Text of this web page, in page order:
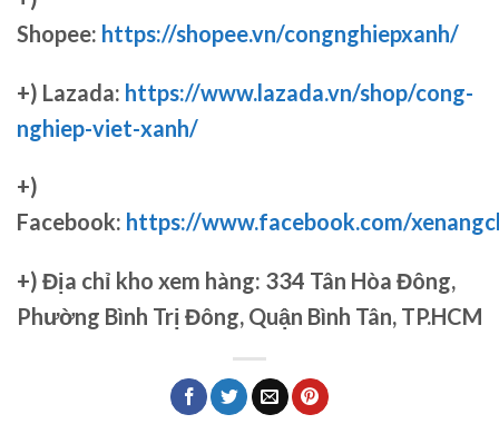
Shopee: https://shopee.vn/congnghiepxanh/
+) Lazada: https://www.lazada.vn/shop/cong-
nghiep-viet-xanh/
+)
Facebook: https://www.facebook.com/
+) Địa chỉ kho xem hàng: 334 Tân Hòa Đông,
Phường Bình Trị Đông, Quận Bình Tân, TP.HCM